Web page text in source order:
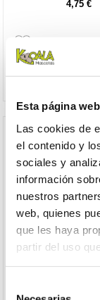
Esta página
Las cookies de
el contenido y
sociales y
información
nuestros
web, quienes
que les haya
partir del uso
4,75 €